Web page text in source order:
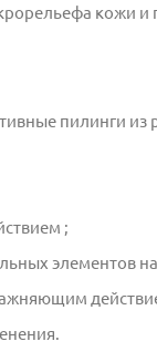
кожи
пилинги из
;
элементов